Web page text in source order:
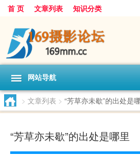
首 页 文章列表 知识分类
网站导航
> 文章列表 > “芳草亦未歇”的出处是
“芳草亦未歇”的出处是哪里